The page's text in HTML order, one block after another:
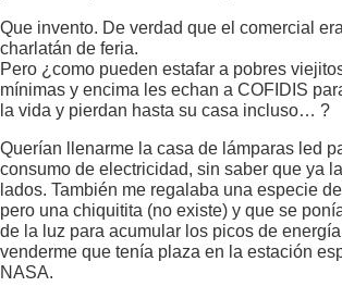
Que invento. De verdad que el comercial
charlatán de feria.
Pero ¿como pueden estafar a pobres
mínimas y encima les echan a COFIDIS
la vida y pierdan hasta su casa incluso… ?
Querían llenarme la casa de lámparas led
consumo de electricidad, sin saber que ya
lados. También me regalaba una especie
pero una chiquitita (no existe) y que se
de la luz para acumular los picos de
venderme que tenía plaza en la estación
NASA.